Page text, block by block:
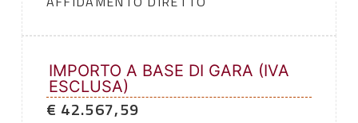
IMPORTO A BASE DI GARA (IVA
ESCLUSA)
€ 42.567,59